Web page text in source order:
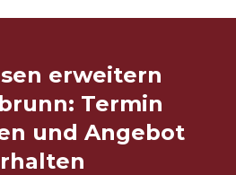
erweitern
Termin
und Angebot